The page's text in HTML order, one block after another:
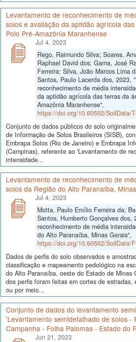
Levantamento de reconhecimento de
solos e avaliação da aptidão agrícola
Polo Pré-Amazônia Maranhense
Jul 4, 2023
Rego, Raimundo Silva; Soares,
Raphael David dos; Gama, José
Ferreira; Silva, João Marcos Lima
Santos, Paulo Lacerda dos, 2023,
reconhecimento de média
da aptidão agrícola das terras da
Amazônia Maranhense",
https://doi.org/10.60502/SoilData/
Conjunto de dados públicos do solo
de Informação de Solos Brasileiros (SISB),
Embrapa Solos (Rio de Janeiro) e Embrapa
(Campinas), referente ao 'Levantamento de
intensidade...
Levantamento de reconhecimento de
solos da Região do Alto Paranaíba,
Jul 4, 2023
Motta, Paulo Emílio Ferreira da;
Santos, Humberto Gonçalves dos,
reconhecimento de média
do Alto Paranaíba, Minas Gerais",
https://doi.org/10.60502/SoilData/
Dados de perfis do solo observados e
classificação e mapeamento pedológico na
do Alto Paranaíba, oeste do Estado de Minas
dos perfis foram feitas em cortes de estradas,
ou por meio...
Conjunto de dados do levantamento
'Levantamento semidetalhado de solos -
Campanha - Folha Palomas - Estado do
Jun 21, 2023